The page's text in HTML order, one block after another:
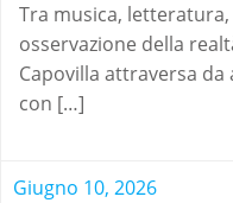
Tra musica,
osservazione della
Capovilla attraversa da
con […]
Giugno 10, 2026